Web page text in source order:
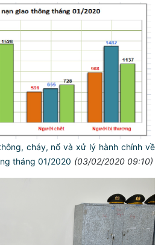
cháy, nổ và xử lý hành chính về
tháng 01/2020 (03/02/2020 09:10)